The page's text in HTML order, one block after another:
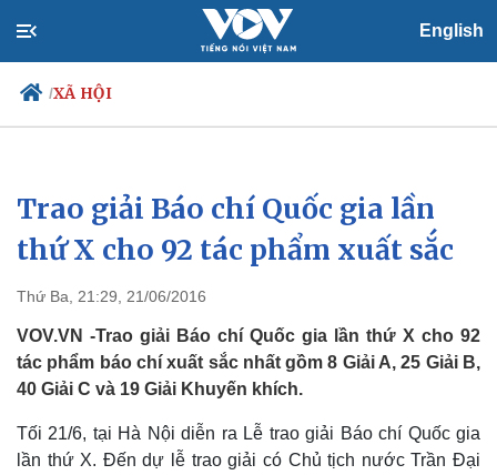
English
/XÃ HỘI
Chính trị
Đảng
Tổ chức nhân sự
Nhận diện sự thật
Xã hội
Tin 24h
Dự báo thời tiết
Việc làm
Biển đảo
Trao giải Báo chí Quốc gia lần
thứ X cho 92 tác phẩm xuất sắc
Thứ Ba, 21:29, 21/06/2016
VOV.VN -Trao giải Báo chí Quốc gia lần thứ X cho 92
tác phẩm báo chí xuất sắc nhất gồm 8 Giải A, 25 Giải B,
40 Giải C và 19 Giải Khuyến khích.
Tối 21/6, tại Hà Nội diễn ra Lễ trao giải Báo chí Quốc gia
lần thứ X. Đến dự lễ trao giải có Chủ tịch nước Trần Đại